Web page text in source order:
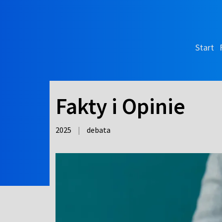
Start
Fakty i Opinie
2025 | debata